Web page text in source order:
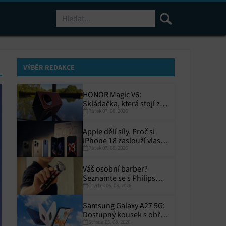
VÝBĚR REDAKCE
HONOR Magic V6:
Skládačka, která stojí za
toPátek 07. 08. 2026
Apple dělí síly. Proč si
iPhone 18 zaslouží vlastní
termín?
Pátek 07. 08. 2026
Váš osobní barber?
Seznamte se s Philips
i9000 Prestige Ultra
Čtvrtek 06. 08. 2026
Samsung Galaxy A27 5G:
Dostupný kousek s obřím
displejem
Středa 05. 08. 2026